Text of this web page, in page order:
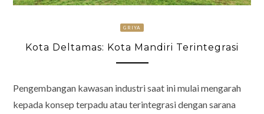
GRIYA
Kota Deltamas: Kota Mandiri Terintegrasi
Pengembangan kawasan industri saat ini mulai mengarah
kepada konsep terpadu atau terintegrasi dengan sarana